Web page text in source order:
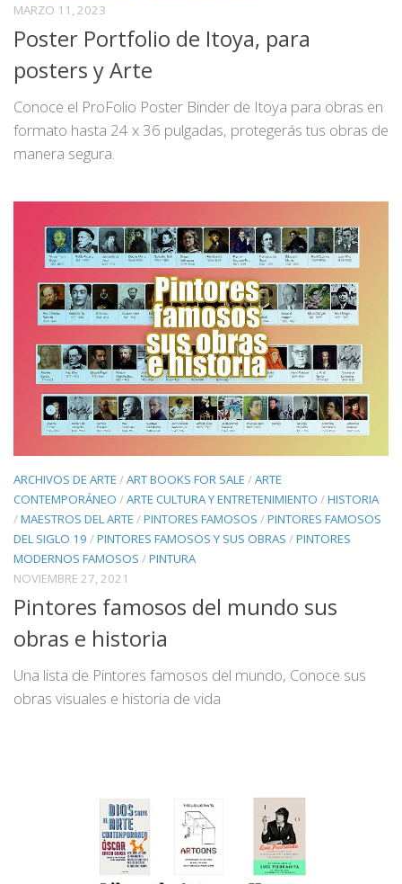
MARZO 11, 2023
Poster Portfolio de Itoya, para
posters y Arte
Conoce el ProFolio Poster Binder de Itoya para obras en
formato hasta 24 x 36 pulgadas, protegerás tus obras de
manera segura.
ARCHIVOS DE ARTE /ART BOOKS FOR SALE /ARTE
CONTEMPORÁNEO /ARTE CULTURA Y ENTRETENIMIENTO /HISTORIA
/MAESTROS DEL ARTE /PINTORES FAMOSOS /PINTORES FAMOSOS
DEL SIGLO 19 /PINTORES FAMOSOS Y SUS OBRAS /PINTORES
MODERNOS FAMOSOS /PINTURA
NOVIEMBRE 27, 2021
Pintores famosos del mundo sus
obras e historia
Una lista de Pintores famosos del mundo, Conoce sus
obras visuales e historia de vida